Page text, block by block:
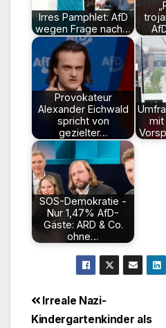
Irres Pamphlet: AfD
wegen Frage nach…
Provokateur
Alexander Eichwald
spricht von
gezielter…
mit
SOS-Demokratie -
Nur 1,47% AfD-
Gäste: ARD & Co.
ohne…
Irreale Nazi-
Kindergartenkinder als